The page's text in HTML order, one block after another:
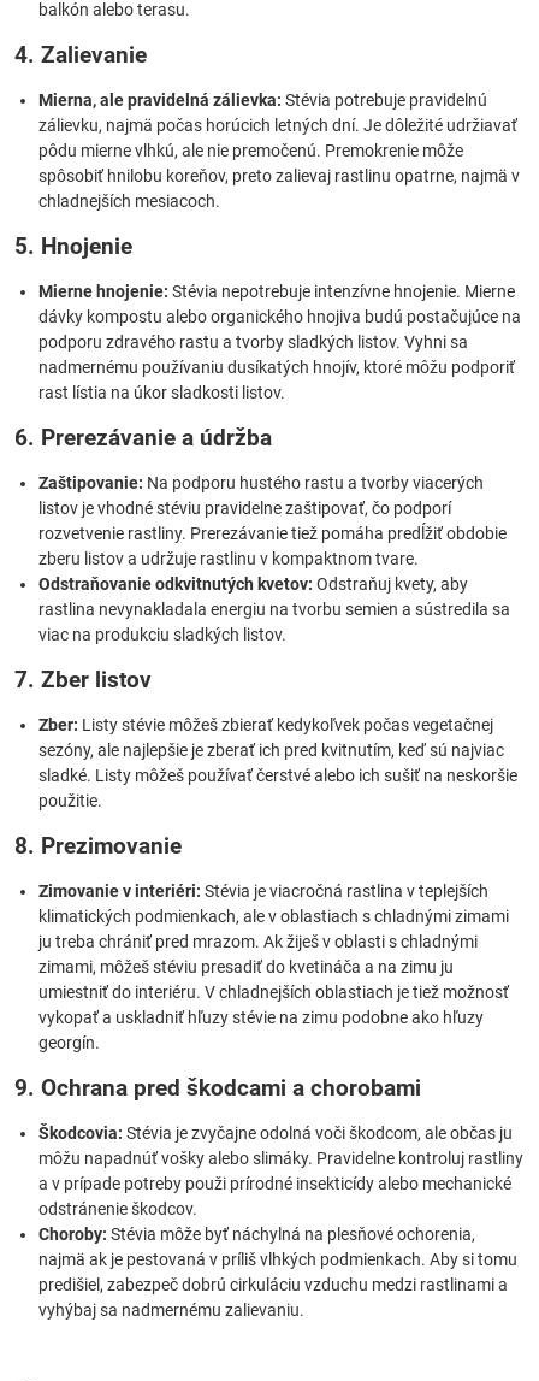
balkón alebo terasu.
4. Zalievanie
Mierna, ale pravidelná zálievka: Stévia potrebuje pravidelnú
zálievku, najmä počas horúcich letných dní. Je dôležité udržiavať
pôdu mierne vlhkú, ale nie premočenú. Premokrenie môže
spôsobiť hnilobu koreňov, preto zalievaj rastlinu opatrne, najmä v
chladnejších mesiacoch.
5. Hnojenie
Mierne hnojenie: Stévia nepotrebuje intenzívne hnojenie. Mierne
dávky kompostu alebo organického hnojiva budú postačujúce na
podporu zdravého rastu a tvorby sladkých listov. Vyhni sa
nadmernému používaniu dusíkatých hnojív, ktoré môžu podporiť
rast lístia na úkor sladkosti listov.
6. Prerezávanie a údržba
Zaštipovanie: Na podporu hustého rastu a tvorby viacerých
listov je vhodné stéviu pravidelne zaštipovať, čo podporí
rozvetvenie rastliny. Prerezávanie tiež pomáha predĺžiť obdobie
zberu listov a udržuje rastlinu v kompaktnom tvare.
Odstraňovanie odkvitnutých kvetov: Odstraňuj kvety, aby
rastlina nevynakladala energiu na tvorbu semien a sústredila sa
viac na produkciu sladkých listov.
7. Zber listov
Zber: Listy stévie môžeš zbierať kedykoľvek počas vegetačnej
sezóny, ale najlepšie je zberať ich pred kvitnutím, keď sú najviac
sladké. Listy môžeš používať čerstvé alebo ich sušiť na neskoršie
použitie.
8. Prezimovanie
Zimovanie v interiéri: Stévia je viacročná rastlina v teplejších
klimatických podmienkach, ale v oblastiach s chladnými zimami
ju treba chrániť pred mrazom. Ak žiješ v oblasti s chladnými
zimami, môžeš stéviu presadiť do kvetináča a na zimu ju
umiestniť do interiéru. V chladnejších oblastiach je tiež možnosť
vykopať a uskladniť hľuzy stévie na zimu podobne ako hľuzy
georgín.
9. Ochrana pred škodcami a chorobami
Škodcovia: Stévia je zvyčajne odolná voči škodcom, ale občas ju
môžu napadnúť vošky alebo slimáky. Pravidelne kontroluj rastliny
a v prípade potreby použi prírodné insekticídy alebo mechanické
odstránenie škodcov.
Choroby: Stévia môže byť náchylná na plesňové ochorenia,
najmä ak je pestovaná v príliš vlhkých podmienkach. Aby si tomu
predišiel, zabezpeč dobrú cirkuláciu vzduchu medzi rastlinami a
vyhýbaj sa nadmernému zalievaniu.